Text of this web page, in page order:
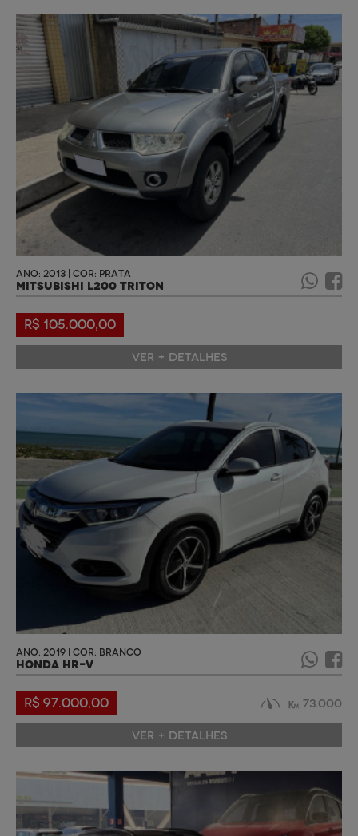
ANO: 2013 | COR: PRATA
MITSUBISHI L200 TRITON
R$ 105.000,00
VER + DETALHES
ANO: 2019 | COR: BRANCO
HONDA HR-V
R$ 97.000,00 73.000
VER + DETALHES